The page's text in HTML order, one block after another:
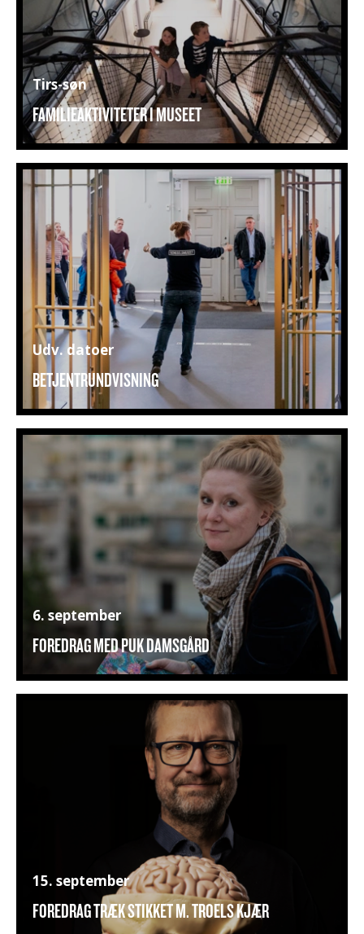
Tirs-søn
FAMILIEAKTIVITETER I MUSEET
Udv. datoer
BETJENTRUNDVISNING
6. september
FOREDRAG MED PUK DAMSGÅRD
15. september
FOREDRAG TRÆK STIKKET M. TROELS KJÆR